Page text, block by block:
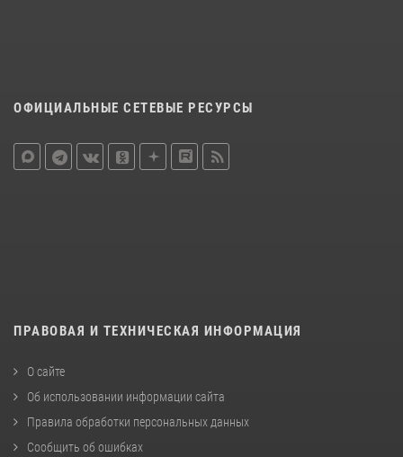
ОФИЦИАЛЬНЫЕ СЕТЕВЫЕ РЕСУРСЫ
ПРАВОВАЯ И ТЕХНИЧЕСКАЯ ИНФОРМАЦИЯ
О сайте
Об использовании информации сайта
Правила обработки персональных данных
Сообщить об ошибках